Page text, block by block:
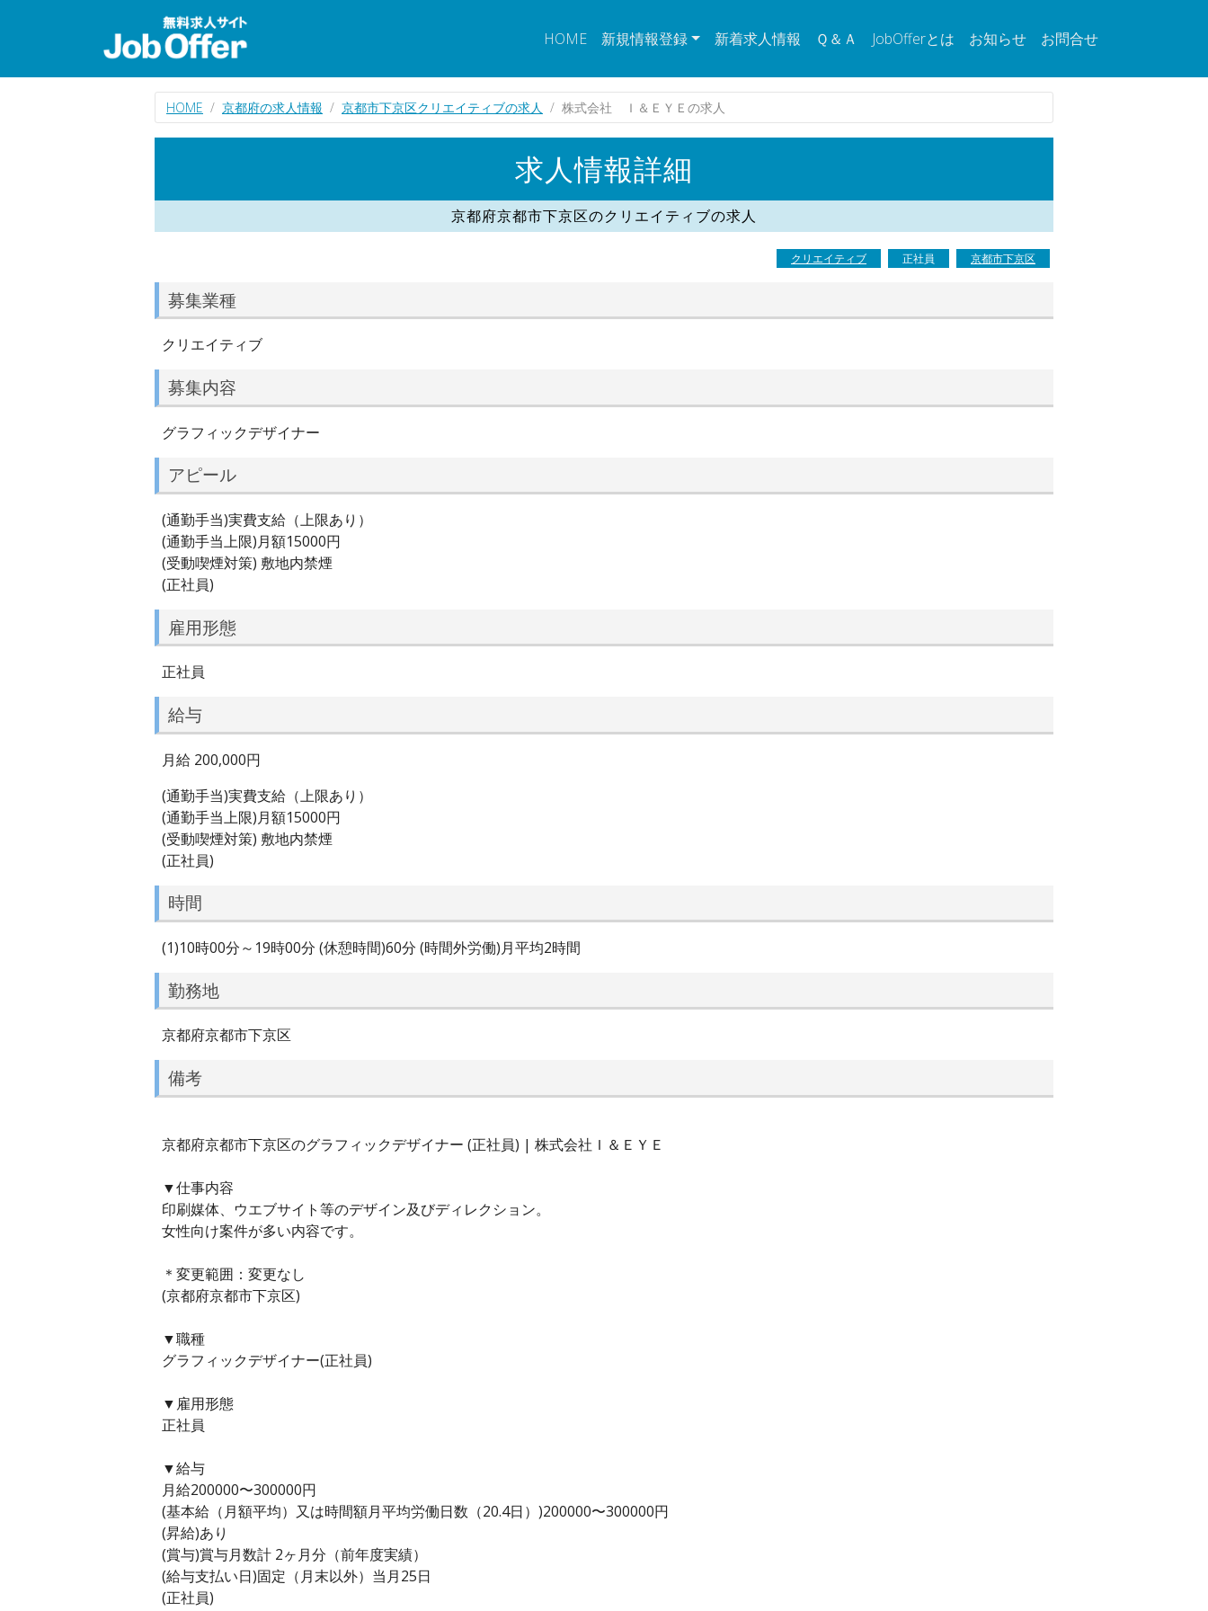
HOME 新規情報登録 新着求人情報 Ｑ＆Ａ JobOfferとは お知らせ お問合せ
HOME 京都府の求人情報 京都市下京区クリエイティブの求人 株式会社 Ｉ＆ＥＹＥの求人
求人情報詳細
京都府京都市下京区のクリエイティブの求人
クリエイティブ 正社員 京都市下京区
募集業種
クリエイティブ
募集内容
グラフィックデザイナー
アピール
(通勤手当)実費支給（上限あり）
(通勤手当上限)月額15000円
(受動喫煙対策) 敷地内禁煙
(正社員)
雇用形態
正社員
給与
月給 200,000円
(通勤手当)実費支給（上限あり）
(通勤手当上限)月額15000円
(受動喫煙対策) 敷地内禁煙
(正社員)
時間
(1)10時00分～19時00分 (休憩時間)60分 (時間外労働)月平均2時間
勤務地
京都府京都市下京区
備考
京都府京都市下京区のグラフィックデザイナー (正社員) | 株式会社Ｉ＆ＥＹＥ
▼仕事内容
印刷媒体、ウエブサイト等のデザイン及びディレクション。
女性向け案件が多い内容です。
＊変更範囲：変更なし
(京都府京都市下京区)
▼職種
グラフィックデザイナー(正社員)
▼雇用形態
正社員
▼給与
月給200000〜300000円
(基本給（月額平均）又は時間額月平均労働日数（20.4日）)200000〜300000円
(昇給)あり
(賞与)賞与月数計 2ヶ月分（前年度実績）
(給与支払い日)固定（月末以外）当月25日
(正社員)